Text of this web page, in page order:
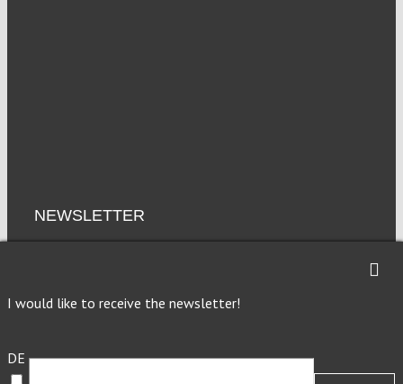
NEWSLETTER
I would like to receive the newsletter!
DE